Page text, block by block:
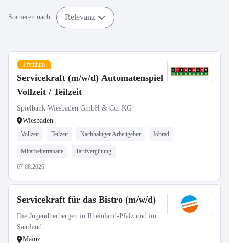
Sortieren nach: Relevanz
Premium
Servicekraft (m/w/d) Automatenspiel
Vollzeit / Teilzeit
Spielbank Wiesbaden GmbH & Co. KG
Wiesbaden
Vollzeit Teilzeit Nachhaltiger Arbeitgeber Jobrad
Mitarbeiterrabatte Tarifvergütung
07.08.2026
Servicekraft für das Bistro (m/w/d)
Die Jugendherbergen in Rheinland-Pfalz und im
Saarland
Mainz